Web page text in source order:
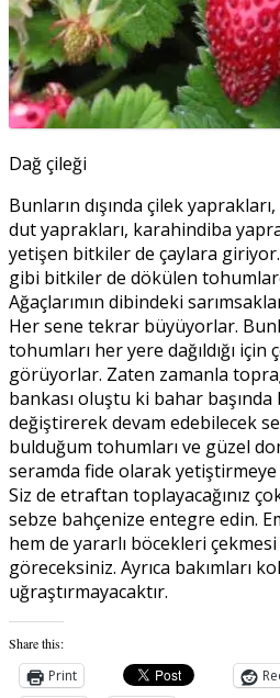
Dağ çileği
Bunların dışında çilek
dut yaprakları, karahindiba
yetişen bitkiler de çaylara
gibi bitkiler de dökülen
Ağaçlarımın dibindeki
Her sene tekrar büyüyorlar.
tohumları her yere dağıldığı için
görüyorlar. Zaten zamanla
bankası oluştu ki bahar
değiştirerek devam edebilecek
bulduğum tohumları ve güzel
seramda fide olarak
Siz de etraftan toplayacağınız
sebze bahçenize entegre edin.
hem de yararlı böcekleri çekmesi
göreceksiniz. Ayrıca bakımları
uğraştırmayacaktır.
Share this:
Print